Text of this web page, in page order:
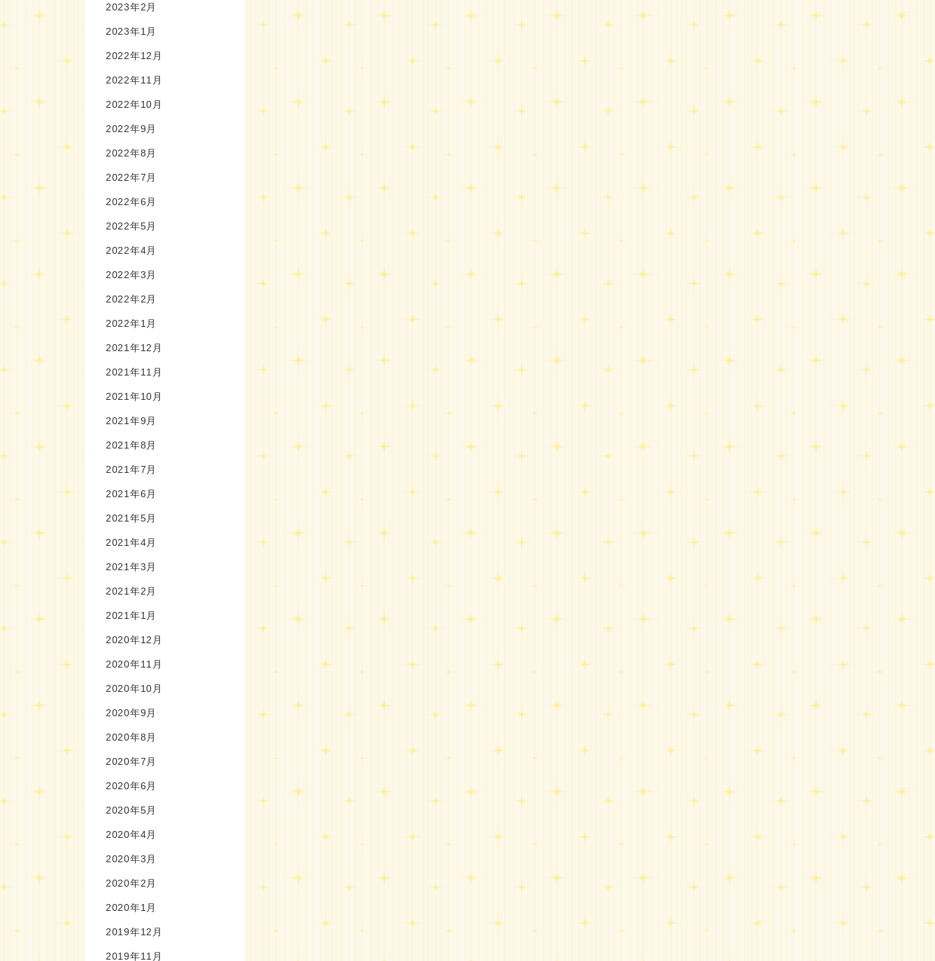
2023年2月
2023年1月
2022年12月
2022年11月
2022年10月
2022年9月
2022年8月
2022年7月
2022年6月
2022年5月
2022年4月
2022年3月
2022年2月
2022年1月
2021年12月
2021年11月
2021年10月
2021年9月
2021年8月
2021年7月
2021年6月
2021年5月
2021年4月
2021年3月
2021年2月
2021年1月
2020年12月
2020年11月
2020年10月
2020年9月
2020年8月
2020年7月
2020年6月
2020年5月
2020年4月
2020年3月
2020年2月
2020年1月
2019年12月
2019年11月